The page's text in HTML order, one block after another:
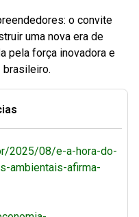
o convite
uma nova era de
pela força inovadora e
brasileiro.
2025/08/e-a-hora-do-
ambientais-afirma-